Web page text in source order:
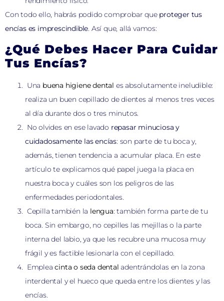
Con todo ello, habrás podido comprobar que proteger tus
encías es imprescindible. Así que, allá vamos:
¿Qué Debes Hacer Para Cuidar
Tus Encías?
Una buena higiene dental es absolutamente ineludible:
realiza un buen cepillado de dientes al menos tres veces
al día durante dos o tres minutos.
No olvides en ese lavado repasar minuciosa y
cuidadosamente las encías: son parte de tu boca y,
además, tienen tendencia a acumular placa. En este
artículo te explicamos qué papel juega la placa en
nuestra boca y cuáles son los peligros de las
enfermedades periodontales.
Cepilla también la lengua: también forma parte de tu
boca. Sin embargo, no cepilles las mejillas o la parte
interna del labio, ya que les recubre una mucosa muy
frágil y es factible lesionarla con el cepillado.
Empleacinta o seda dental adentrándolas en la zona
interdental y el hueco que queda entre los dientes y las
encías.